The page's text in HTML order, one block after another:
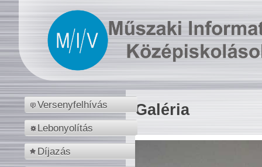
Versenyfelhívás
Lebonyolítás
Díjazás
Galéria